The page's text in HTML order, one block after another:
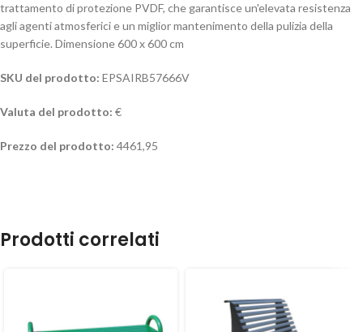
trattamento di protezione PVDF, che garantisce un'elevata resistenza
agli agenti atmosferici e un miglior mantenimento della pulizia della
superficie. Dimensione 600 x 600 cm
SKU del prodotto: EPSAIRB57666V
Valuta del prodotto: €
Prezzo del prodotto: 4461,95
Prodotti correlati